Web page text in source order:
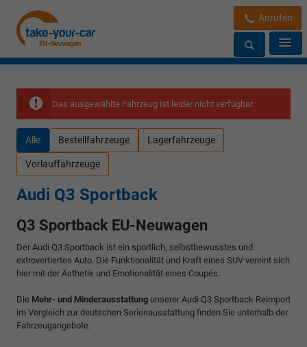
Anrufen
Das ausgewählte Fahrzeug ist leider nicht verfügbar.
Alle Bestellfahrzeuge Lagerfahrzeuge
Vorlauffahrzeuge
Audi Q3 Sportback
Q3 Sportback EU-Neuwagen
Der Audi Q3 Sportback ist ein sportlich, selbstbewusstes und
extrovertiertes Auto. Die Funktionalität und Kraft eines SUV vereint sich
hier mit der Ästhetik und Emotionalität eines Coupés.
Die Mehr- und Minderausstattung unserer Audi Q3 Sportback Reimport
im Vergleich zur deutschen Serienausstattung finden Sie unterhalb der
Fahrzeugangebote.